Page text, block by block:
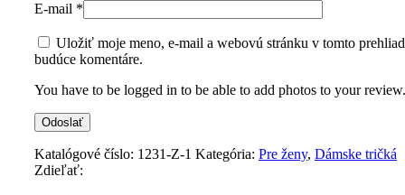
E-mail *
Uložiť moje meno, e-mail a webovú stránku v tomto
budúce komentáre.
You have to be logged in to be able to add photos to your review.
Katalógové číslo: 1231-Z-1 Kategória: Pre ženy, Dámske tričká
Zdieľať: